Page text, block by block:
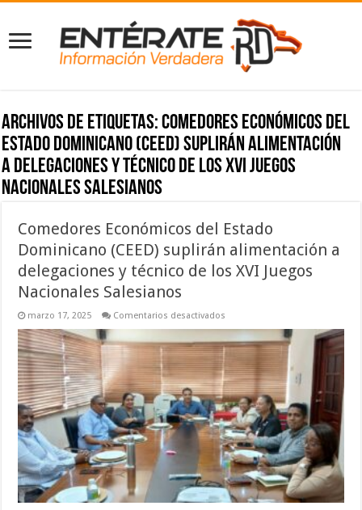
Archivos de etiquetas:Comedores Económicos del
Estado Dominicano (CEED) suplirán alimentación
a delegaciones y técnico de los XVI Juegos
Nacionales Salesianos
Comedores Económicos del Estado
Dominicano (CEED) suplirán alimentación a
delegaciones y técnico de los XVI Juegos
Nacionales Salesianos
marzo 17, 2025 Comentarios desactivados
Económicos
del
Dominicano
(CEED)
suplirán
alimentación
a
delegaciones
y
técnico
de
los
XVI
Juegos
Nacionales
Salesianos